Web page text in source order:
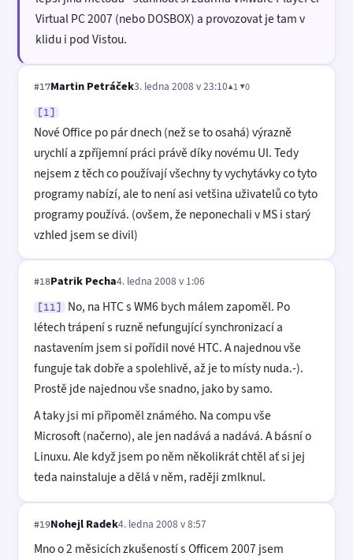
Virtual PC 2007 (nebo DOSBOX) a provozovat je tam v
klidu i pod Vistou.
#17Martin Petráček3. ledna 2008 v 23:10▲1 ▼0
[1]
Nové Office po pár dnech (než se to osahá) výrazně
urychlí a zpříjemní práci právě díky novému UI. Tedy
nejsem z těch co používají všechny ty vychytávky co tyto
programy nabízí, ale to není asi vetšina uživatelů co tyto
programy používá. (ovšem, že neponechali v MS i starý
vzhled jsem se divil)
#18Patrik Pecha4. ledna 2008 v 1:06
[11]
No, na HTC s WM6 bych málem zapoměl. Po
létech trápení s ruzně nefungující synchronizací a
nastavením jsem si pořídil nové HTC. A najednou vše
funguje tak dobře a spolehlivě, až je to místy nuda.-).
Prostě jde najednou vše snadno, jako by samo.
A taky jsi mi připoměl známého. Na compu vše
Microsoft (načerno), ale jen nadává a nadává. A básní o
Linuxu. Ale když jsem po něm několikrát chtěl ať si jej
teda nainstaluje a dělá v něm, raději zmlknul.
#19Nohejl Radek4. ledna 2008 v 8:57
Mno o 2 měsicích zkušeností s Officem 2007 jsem